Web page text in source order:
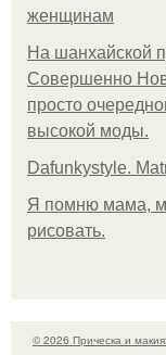
женщинам
На шанхайской
Совершенно
просто
высокой моды.
Dafunkystyle.
Я помню мама,
рисовать.
© 2026 Прическа и